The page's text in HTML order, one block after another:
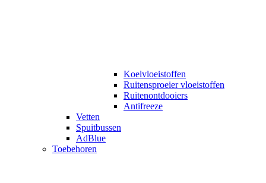
Koelvloeistoffen
Ruitensproeier vloeistoffen
Ruitenontdooiers
Antifreeze
Vetten
Spuitbussen
AdBlue
Toebehoren